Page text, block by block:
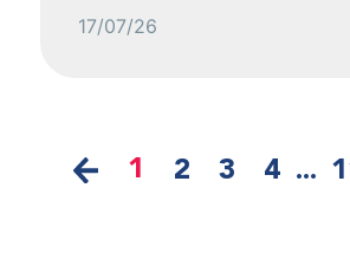
17/07/26
1 2 3 4 ...